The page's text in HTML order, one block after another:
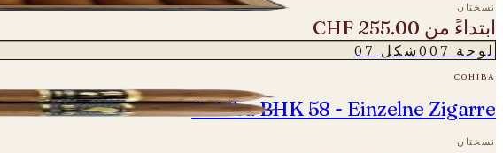
نسختان
ابتداءً من CHF 255.00
لوحة 007 شكل 07
cohiba
Cohiba BHK 58 - Einzelne Zigarre
نسختان